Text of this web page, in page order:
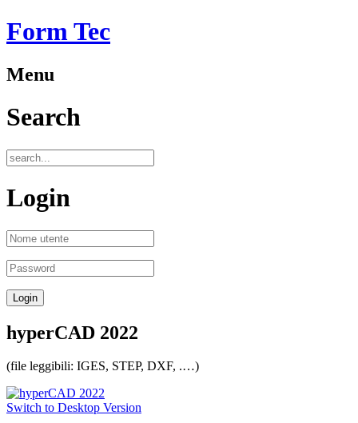
Form Tec
Menu
Search
Login
hyperCAD 2022
(file leggibili: IGES, STEP, DXF, .…)
Switch to Desktop Version